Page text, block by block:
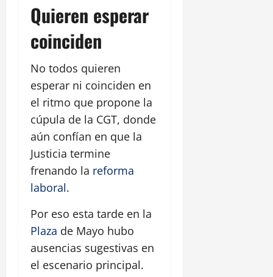
Quieren esperar
coinciden
No todos quieren
esperar ni coinciden en
el ritmo que propone la
cúpula de la CGT, donde
aún confían en que la
Justicia termine
frenando la reforma
laboral.
Por eso esta tarde en la
Plaza de Mayo hubo
ausencias sugestivas en
el escenario principal.